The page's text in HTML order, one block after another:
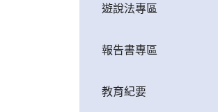
遊說法專區
報告書專區
教育紀要